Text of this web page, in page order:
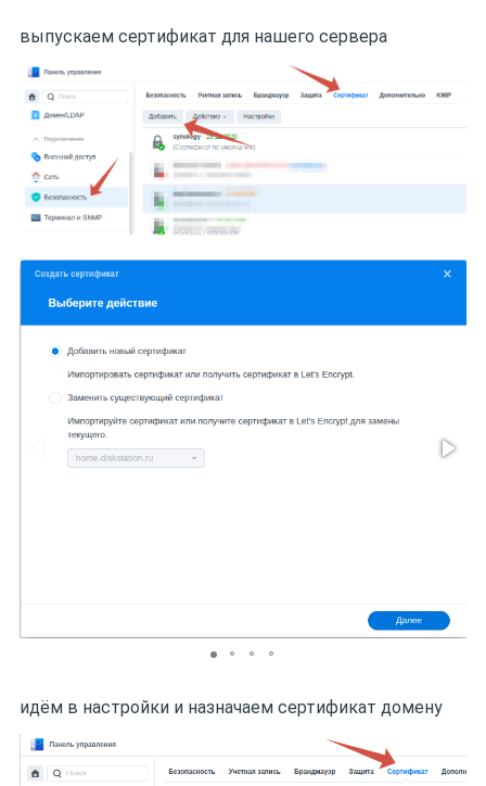
выпускаем сертификат для нашего сервера
идём в настройки и назначаем сертификат домену